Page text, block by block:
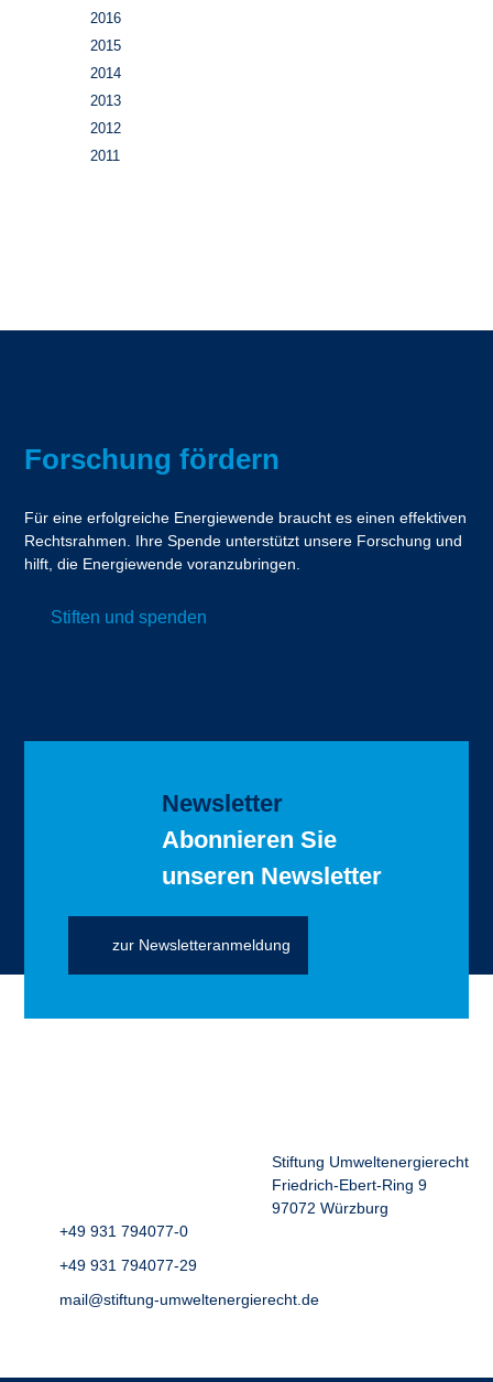
2016
2015
2014
2013
2012
2011
Forschung fördern
Für eine erfolgreiche Energiewende braucht es einen effektiven
Rechtsrahmen. Ihre Spende unterstützt unsere Forschung und
hilft, die Energiewende voranzubringen.
Stiften und spenden
Newsletter
Abonnieren Sie
unseren Newsletter
zur Newsletteranmeldung
Stiftung Umweltenergierecht
Friedrich-Ebert-Ring 9
97072 Würzburg
+49 931 794077-0
+49 931 794077-29
mail@stiftung-umweltenergierecht.de